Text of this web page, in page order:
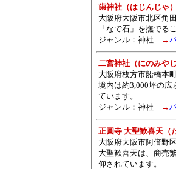
歯神社（はじんじゃ
大阪府大阪市北区角
「なで石」を撫でる
ジャンル： 神社 →
二宮神社（にのみや
大阪府枚方市船橋本
境内は約3,000坪の
ています。
ジャンル： 神社 →
正圓寺 大聖歓喜天（
大阪府大阪市阿倍野
大聖歓喜天は、商売
仰されています。